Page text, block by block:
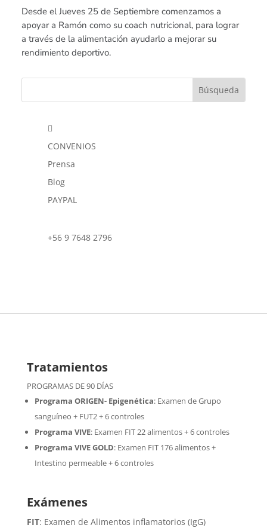
Desde el Jueves 25 de Septiembre comenzamos a
apoyar a Ramón como su coach nutricional, para lograr
a través de la alimentación ayudarlo a mejorar su
rendimiento deportivo.

CONVENIOS
Prensa
Blog
PAYPAL
+56 9 7648 2796
Tratamientos
PROGRAMAS DE 90 DÍAS
Programa ORIGEN- Epigenética:Examen de Grupo
sanguíneo + FUT2 + 6 controles
Programa VIVE: Examen FIT 22 alimentos + 6 controles
Programa VIVE GOLD: Examen FIT 176 alimentos +
Intestino permeable + 6 controles
Exámenes
FIT: Examen de Alimentos inflamatorios (IgG)